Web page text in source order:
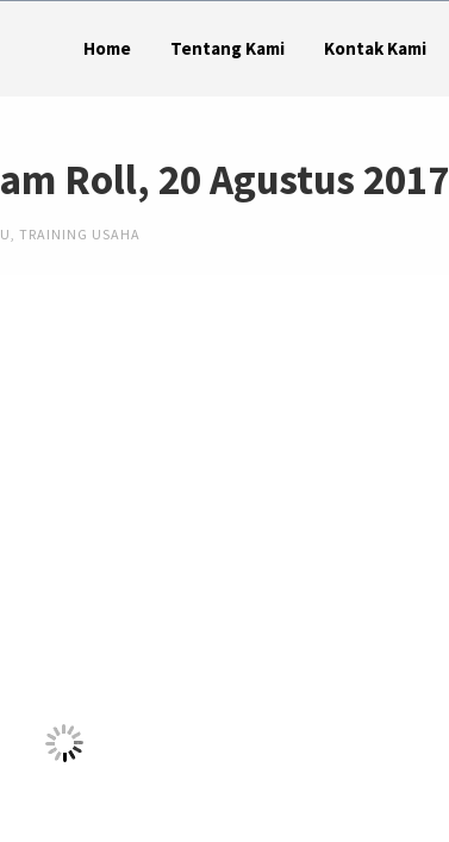
Home Tentang Kami Kontak Kami
Roll, 20 Agustus 2017
,TRAINING USAHA